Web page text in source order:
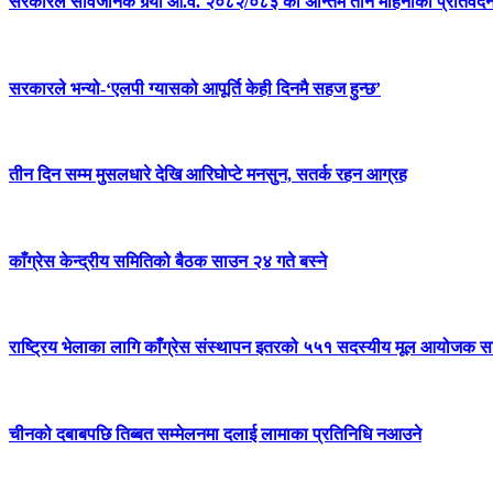
सरकारले भन्यो-‘एलपी ग्यासको आपूर्ति केही दिनमै सहज हुन्छ’
तीन दिन सम्म मुसलधारे देखि आरिघोप्टे मनसुन, सतर्क रहन आग्रह
काँग्रेस केन्द्रीय समितिको बैठक साउन २४ गते बस्ने
राष्ट्रिय भेलाका लागि काँग्रेस संस्थापन इतरको ५५१ सदस्यीय मूल आयोजक
चीनको दबाबपछि तिब्बत सम्मेलनमा दलाई लामाका प्रतिनिधि नआउने